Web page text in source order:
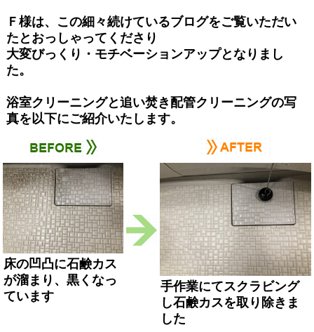
Ｆ様は、この細々続けているブログをご覧いただい
たとおっしゃってくださり
大変びっくり・モチベーションアップとなりまし
た。
浴室クリーニングと追い焚き配管クリーニングの写
真を以下にご紹介いたします。
床の凹凸に石鹸カス
が溜まり、黒くなっ
ています
手作業にてスクラビング
し石鹸カスを取り除きま
した